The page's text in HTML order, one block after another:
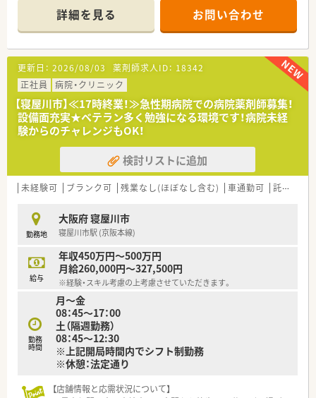
問看護ステーション、居宅介護支援事業所を運営しています。
■診療科目は内科、消化器内科、循環器内科、外科、消化器外科、
内視鏡外科、整形外科、産婦人科、麻酔科を標榜しています。
■院外処方のため、病棟業務に専念できます。
■出産、婦人科手術、外科手術、消化器科を柱に、超高齢化社会に
対応すべく医療・介護の提供と地域医療への貢献に努めていま
す。
■京阪電車「寝屋川市駅」徒歩5分と電車でのアクセスが便利で
す。
≪充実した福利厚生≫
■託児施設の利用が可能♪
■バイク・自転車のご通勤が可能！
■ボーナス年2回あり（実績3.5ヶ月分※業績・個人成績により異
なる）
年間休日116日ございます。
日祝を含む月9日間のお休みの他に、年末年始・夏季休暇・有給休
暇（入職6ヶ月後10日）・育児休業・介護休業・看護休暇など取得い
ただけます。
≪業務内容≫
■入院患者様の調剤、監査、配薬 ※外来は院外処方
■注射製剤業務
■病棟業務、病棟服薬指導
■医薬品管理、医薬品譲歩管理
■各種委員会業務
詳細を見る お問い合わせ
更新日： 2026/08/03 薬剤師求人ID： 18342
正社員
病院・クリニック
【寝屋川市】≪17時終業！≫急性期病院での病院薬剤師募集！
設備面充実★ベテラン多く勉強になる環境です！病院未経
験からのチャレンジもOK！
検討リストに追加
未経験可 ブランク可 残業なし(ほぼなし含む) 車通勤可 託児所あり
勤務地
大阪府 寝屋川市
寝屋川市駅 (京阪本線)
給与
年収450万円～500万円
月給260,000円～327,500円
※経験・スキル考慮の上考慮させていただきます。
勤務
時間
月～金
08：45～17：00
土（隔週勤務）
08：45～12:30
※上記開局時間内でシフト制勤務
※休憩：法定通り
【店舗情報と応需状況について】